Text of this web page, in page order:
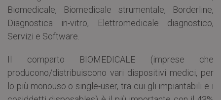
Biomedicale, Biomedicale strumentale, Borderline,
Diagnostica in-vitro, Elettromedicale diagnostico,
Servizi e Software.
Il comparto BIOMEDICALE (imprese che
producono/distribuiscono vari dispositivi medici, per
lo più monouso o single-user, tra cui gli impiantabili e i